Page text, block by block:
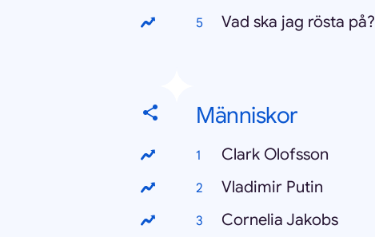
Vad ska jag rösta på?
Människor
Clark Olofsson
Vladimir Putin
Cornelia Jakobs